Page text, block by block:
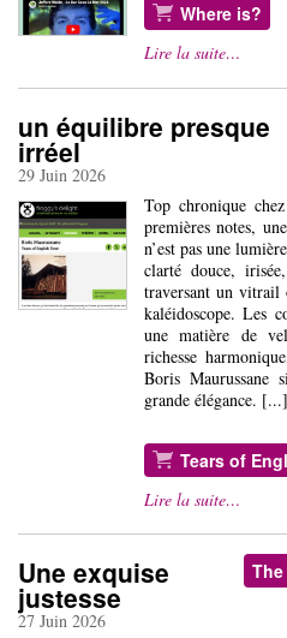
Where is?
Lire la suite…
un équilibre presque
irréel
29 Juin 2026
Top chronique
premières notes,
n’est pas une
clarté douce,
traversant un vitrail
kaléidoscope. Les
une matière de
richesse
Boris Maurussane
grande élégance. [...]
Tears of
Lire la suite…
Une exquise
justesse
27 Juin 2026